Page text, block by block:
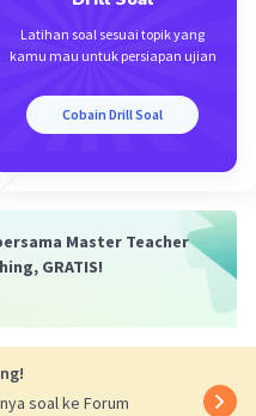
Balas
Latihan soal sesuai topik yang
kamu mau untuk persiapan ujian
Cobain Drill Soal
Master Teacher
GRATIS!
soal ke Forum